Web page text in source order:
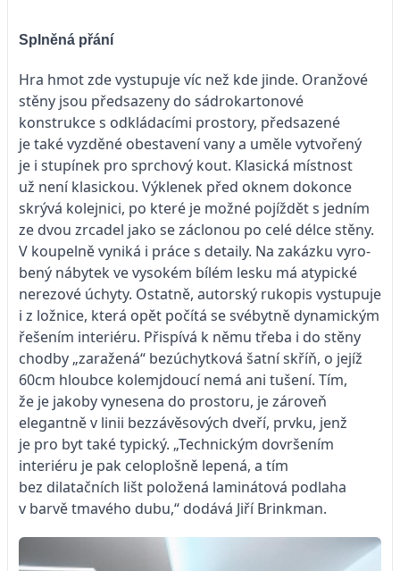
Splněná přání
Hra hmot zde vystupuje víc než kde jinde. Oranžové
stěny jsou předsazeny do sádrokartonové
konstrukce s odkládacími prostory, předsazené
je také vyzděné obestavení vany a uměle vytvořený
je i stupínek pro sprchový kout. Klasická místnost
už není klasickou. Výklenek před oknem dokonce
skrývá kolejnici, po které je možné pojíždět s jedním
ze dvou zrcadel jako se záclonou po celé délce stěny.
V koupelně vyniká i práce s detaily. Na zakázku vyro­
bený nábytek ve vysokém bílém lesku má atypické
nerezové úchyty. Ostatně, autorský rukopis vystupuje
i z ložnice, která opět počítá se svébytně dynamickým
řešením interiéru. Přispívá k němu třeba i do stěny
chodby „zaražená“ bezúchytková šatní skříň, o jejíž
60cm hloubce kolemjdoucí nemá ani tušení. Tím,
že je jakoby vyne­sena do prostoru, je zároveň
elegantně v linii bezzávěsových dveří, prvku, jenž
je pro byt také typický. „Technickým dovršením
interiéru je pak celoplošně lepená, a tím
bez dilatačních lišt položená laminátová podlaha
v barvě tmavého dubu,“ dodává Jiří Brinkman.